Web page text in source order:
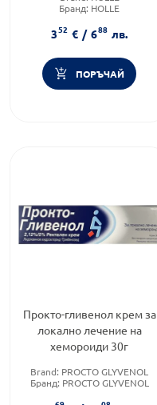
Бранд: HOLLE
352 € / 688 лв.
ПОРЪЧАЙ
Прокто-гливенол крем за
локално лечение на
хемороиди 30г
Brand: PROCTO GLYVENOL
Бранд: PROCTO GLYVENOL